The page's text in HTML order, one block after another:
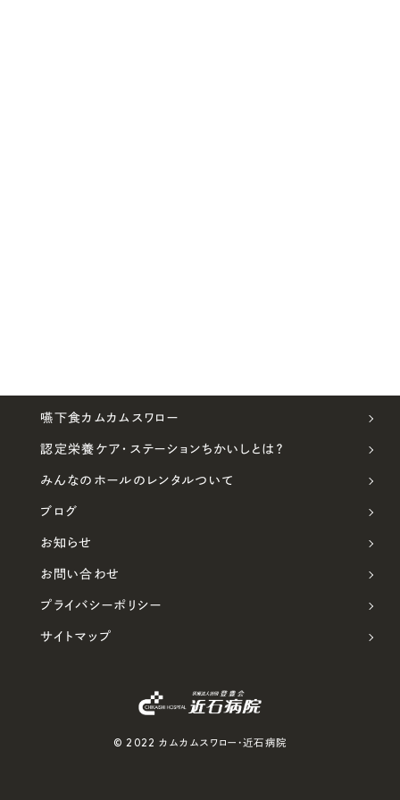
嚥下食カムカムスワロー
認定栄養ケア・ステーションちかいしとは？
みんなのホールのレンタルついて
ブログ
お知らせ
お問い合わせ
プライバシーポリシー
サイトマップ
© 2022 カムカムスワロー・近石病院